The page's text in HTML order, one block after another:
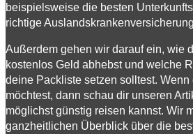
Kanarische Inseln
beispielsweise die besten
richtige
Außerdem gehen wir darauf ein, wie
kostenlos Geld abhebst und welche
deine Packliste setzen solltest. Wenn
möchtest, dann schau dir unseren
möglichst günstig reisen kannst. Wir
ganzheitlichen Überblick über die